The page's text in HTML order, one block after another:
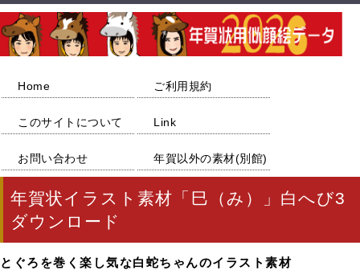
Home ご利用規約
このサイトについて Link
お問い合わせ 年賀以外の素材(別館)
年賀状イラスト素材「巳（み）」白へび3
ダウンロード
とぐろを巻く楽し気な白蛇ちゃんのイラスト素材